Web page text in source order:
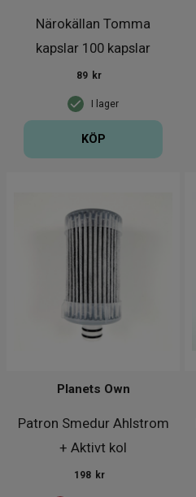
Närokällan Tomma
kapslar 100 kapslar
I lager
89 kr
KÖP
Patron Smedur Ahlstrom
+ Aktivt kol
Planets Own
198 kr